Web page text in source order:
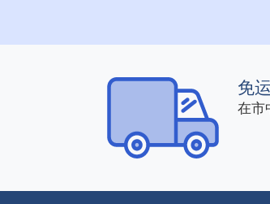
免
在市